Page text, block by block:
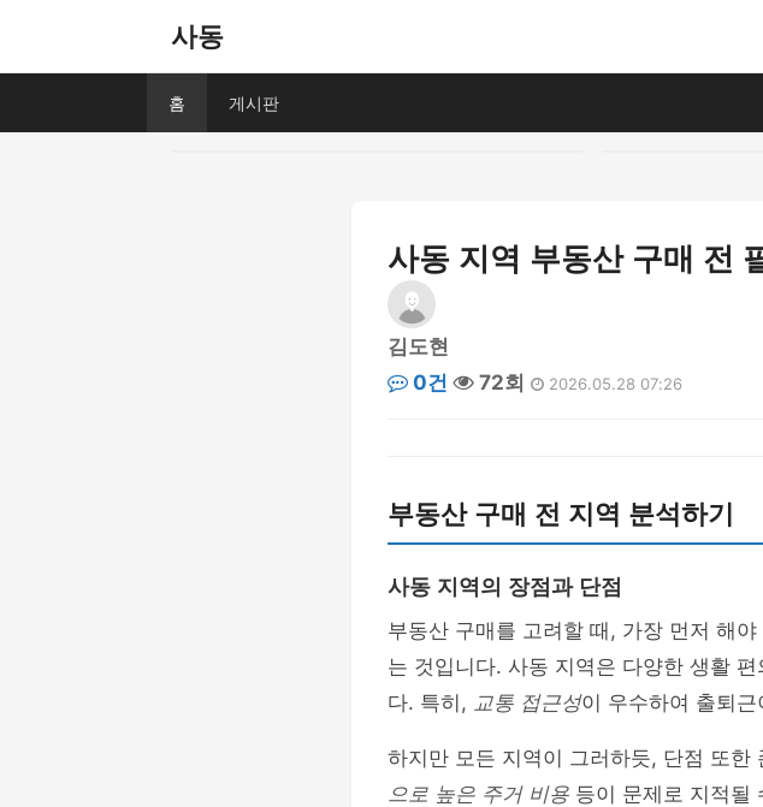
사동
홈 게시판
사동 지역 부동산 구매 전
김도현
0건
72회 2026.05.28 07:26
부동산 구매 전 지역 분석하기
사동 지역의 장점과 단점
부동산 구매를 고려할 때, 가장 먼저 해
는 것입니다. 사동 지역은 다양한 생활
다. 특히, 교통 접근성이 우수하여 출퇴
하지만 모든 지역이 그러하듯, 단점 또한
으로 높은 주거 비용 등이 문제로 지적될